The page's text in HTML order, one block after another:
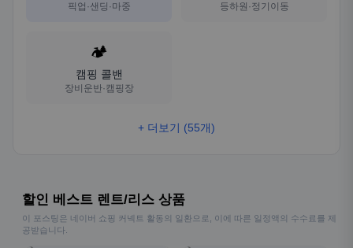
픽업·샌딩·마중 등하원·정기이동
🏕️
캠핑 콜밴
장비운반·캠핑장
+ 더보기 (55개)
할인 베스트 렌트/리스 상품
이 포스팅은 네이버 쇼핑 커넥트 활동의 일환으로, 이에 따른 일정액의 수수료를 제
공받습니다.